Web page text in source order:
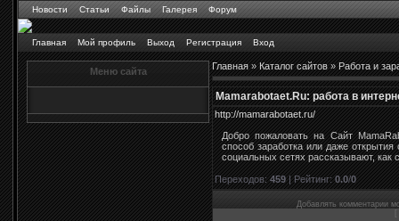
Новости Статьи Файлы Галерея Форум
Главная Мой профиль Выход Регистрация Вход
Меню сайта Главная»Каталог сайтов»Работа и
Mamarabotaet.Ru: работа в
http://mamarabotaet.ru/
Добро пожаловать на Сайт
способ заработка или даже открытия
социальных сетях рассказывают, как
Переходов:459|Рейтинг:0.0/0
Добавлять комментарии